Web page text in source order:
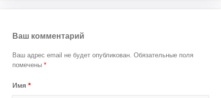
Ваш комментарий
Ваш адрес email не будет опубликован. Обязательные поля
помечены *
Имя *